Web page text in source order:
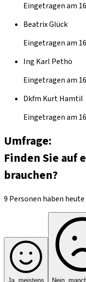
Eingetragen am
Beatrix Glück
Eingetragen am
Ing Karl Pethö
Eingetragen am
Dkfm Kurt Hamtil
Eingetragen am
Umfrage:
Finden Sie auf
brauchen?
9 Personen haben
Ja, meistens Nein,